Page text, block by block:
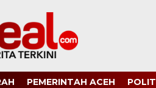
PEMERINTAH ACEH